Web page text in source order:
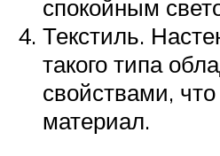
спокойным
Текстиль.
такого типа
свойствами,
материал.